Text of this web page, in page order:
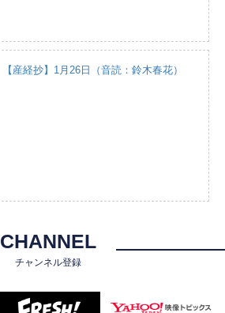
【産経抄】1月26日（音読：鈴木春花）
CHANNEL
チャンネル登録